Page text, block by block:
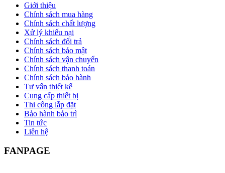
Giới thiệu
Chính sách mua hàng
Chính sách chất lượng
Xử lý khiếu nại
Chính sách đổi trả
Chính sách bảo mật
Chính sách vận chuyển
Chính sách thanh toán
Chính sách bảo hành
Tư vấn thiết kế
Cung cấp thiết bị
Thi công lắp đặt
Bảo hành bảo trì
Tin tức
Liên hệ
FANPAGE